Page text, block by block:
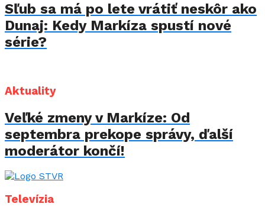
Sľub sa má po lete vrátiť neskôr ako
Dunaj: Kedy Markíza spustí nové
série?
Aktuality
Veľké zmeny v Markíze: Od
septembra prekope správy, ďalší
moderátor končí!
Televízia